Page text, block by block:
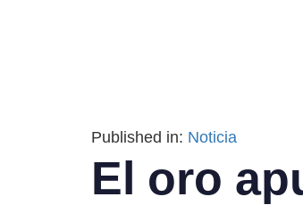
Published in: Noticia
El oro